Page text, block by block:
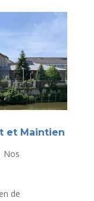
et Maintien
Nos
de